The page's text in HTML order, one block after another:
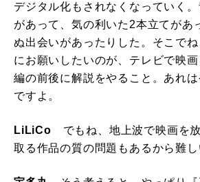
デジタル化もされなくなっていく
があって、気の利いた2本立てがあ
ぬ出会いがあったりした。そこで
にお願いしたいのが、テレビで映
編の前後に解説をやること。あれ
ですよ。
LiLiCo でもね、地上波で映画を
取る作品の質の問題もあるから難し